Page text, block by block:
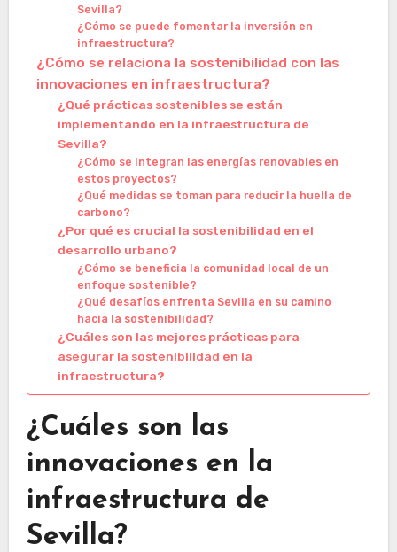
Sevilla?
¿Cómo se puede fomentar la inversión en
infraestructura?
¿Cómo se relaciona la sostenibilidad con las
innovaciones en infraestructura?
¿Qué prácticas sostenibles se están
implementando en la infraestructura de
Sevilla?
¿Cómo se integran las energías renovables en
estos proyectos?
¿Qué medidas se toman para reducir la huella de
carbono?
¿Por qué es crucial la sostenibilidad en el
desarrollo urbano?
¿Cómo se beneficia la comunidad local de un
enfoque sostenible?
¿Qué desafíos enfrenta Sevilla en su camino
hacia la sostenibilidad?
¿Cuáles son las mejores prácticas para
asegurar la sostenibilidad en la
infraestructura?
¿Cuáles son las
innovaciones en la
infraestructura de
Sevilla?